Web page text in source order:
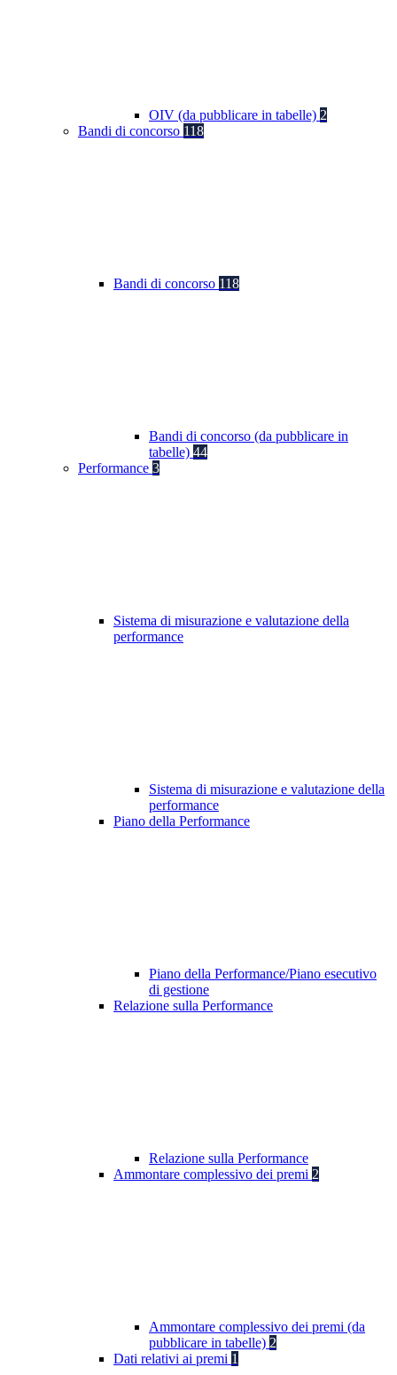
OIV (da pubblicare in tabelle) 2
Bandi di concorso 118
Bandi di concorso 118
Bandi di concorso (da pubblicare in
tabelle) 44
Performance 3
Sistema di misurazione e valutazione della
performance
Sistema di misurazione e valutazione della
performance
Piano della Performance
Piano della Performance/Piano esecutivo
di gestione
Relazione sulla Performance
Relazione sulla Performance
Ammontare complessivo dei premi 2
Ammontare complessivo dei premi (da
pubblicare in tabelle) 2
Dati relativi ai premi 1